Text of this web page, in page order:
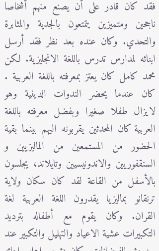
فقد كان قادر على أن يصنع منهم أشخاصا
ناجحين ومتميزين يتمتعون بالجدية والمثابرة
والتحدي. وكان عنده بعد نظر فقد أرسل
ابنائه لمدارس تدرس باللغة الانجليزية. لكن
محمد كامل كان يعتز بمعرفته باللغة العربية .
كان عندما يحضر الندوات الدينية وهو
لايزال طفلا صغيرا وبفضل معرفته باللغة
العربية كان المحدثين يقربونه اليهم بينما بقية
الحضور من المستمعين من الماليزيين و
السنقفوريين والاندونيسيين وتايلاند، يجلسون
بالأسفل من القاعة لقد كان سكان ولاية
ترنقانو بماليزيا يقدرون اللغة العربية لغة
القران. وكان يقوم مع أطفاله بترديد
التكبيرات عشية الاعياد والتهليل والتكبير عند